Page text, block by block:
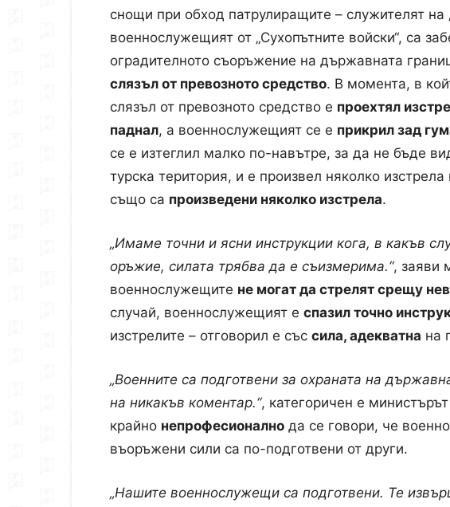
снощи при обход патрулиращите – служителят на
военнослужещият от „Сухопътните войски“, са
оградителното съоръжение на държавната
слязъл от превозното средство. В момента, в
слязъл от превозното средство е проехтял
паднал, а военнослужещият се е прикрил зад
се е изтеглил малко по-навътре, за да не бъде
турска територия, и е произвел няколко
също са произведени няколко изстрела.
„Имаме точни и ясни инструкции кога, в какъв
оръжие, силата трябва да е съизмерима.“, заяви
военнослужещите не могат да стрелят срещу
случай, военнослужещият е спазил точно
изстрелите – отговорил е със сила, адекватна на
„Военните са подготвени за охраната на
на никакъв коментар.“, категоричен е
крайно непрофесионално да се говори, че
въоръжени сили са по-подготвени от други.
„Нашите военнослужещи са подготвени. Те